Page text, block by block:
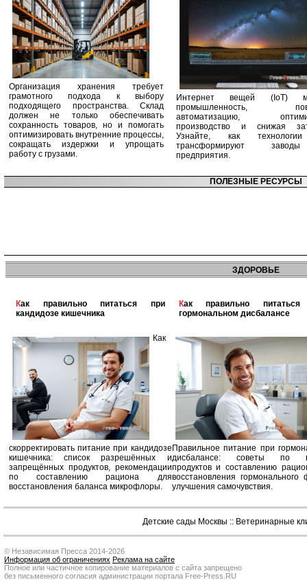
Организация хранения требует
грамотного подхода к выбору
подходящего пространства. Склад
должен не только обеспечивать
сохранность товаров, но и помогать
оптимизировать внутренние процессы,
сокращать издержки и упрощать
работу с грузами.
Интернет вещей (IoT)
промышленность,
автоматизацию,
производство и снижая
Узнайте, как
трансформируют
предприятия.
ПОЛЕЗНЫЕ РЕСУРСЫ
ЗДОРОВЬЕ
Как правильно питаться при
кандидозе кишечника
Как
скорректировать питание при кандидозе
кишечника: список разрешённых и
запрещённых продуктов, рекомендации
по составлению рациона для
восстановления баланса микрофлоры.
Как правильно питаться при
гормональном дисбалансе
Правильное питание при
дисбалансе: советы по
продуктов и составлению
восстановления
улучшения самочувствия.
Детские сады Москвы :: Ветеринарные
© Независимая Пресса 2014-2026
Информация об ограничениях Реклама на сайте
Полное или частичное копирование материалов с сайта запрещено
без письменного согласия администрации портала Free-Press.RU